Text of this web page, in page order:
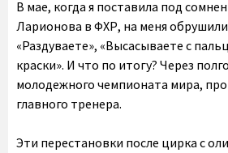
В мае, когда я поставила под
Ларионова в ФХР, на меня
«Раздуваете», «Высасываете с
краски». И что по итогу? Через
молодежного чемпионата мира,
главного тренера.
Эти перестановки после цирка с